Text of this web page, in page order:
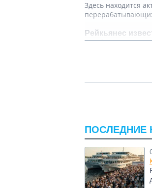
Здесь находится
Рейкьянес
необычными
круглому тоннелю
назад. Особым
Романтикам моря
достигает почти
Для любителей
щедрый улов, но и
ПОСЛЕДНИЕ